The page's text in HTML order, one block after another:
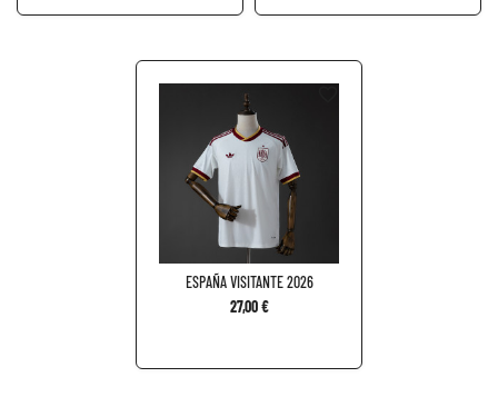
ESPAÑA VISITANTE 2026
27,00 €